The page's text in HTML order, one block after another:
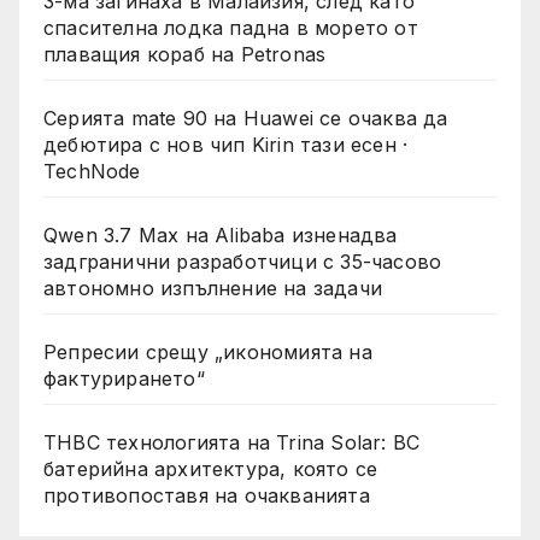
спасителна лодка падна в морето от
плаващия кораб на Petronas
Серията mate 90 на Huawei се очаква да
дебютира с нов чип Kirin тази есен ·
TechNode
Qwen 3.7 Max на Alibaba изненадва
задгранични разработчици с 35-часово
автономно изпълнение на задачи
Репресии срещу „икономията на
фактурирането“
THBC технологията на Trina Solar: BC
батерийна архитектура, която се
противопоставя на очакванията